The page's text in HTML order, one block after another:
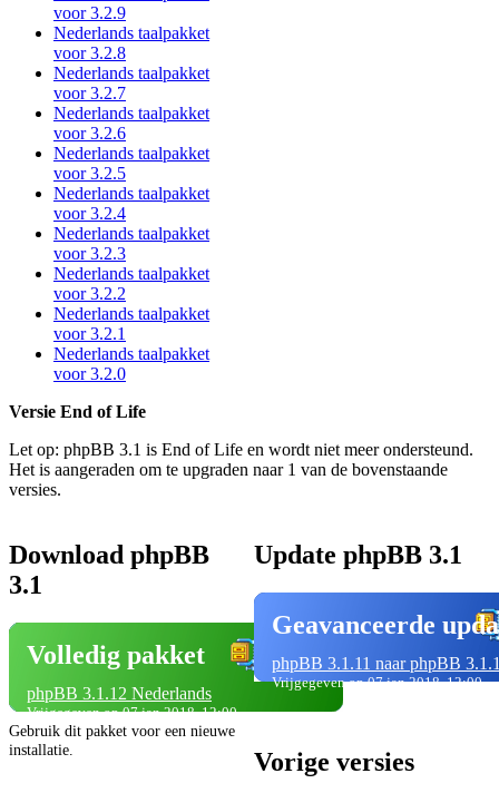
voor 3.2.9
Nederlands taalpakket
voor 3.2.8
Nederlands taalpakket
voor 3.2.7
Nederlands taalpakket
voor 3.2.6
Nederlands taalpakket
voor 3.2.5
Nederlands taalpakket
voor 3.2.4
Nederlands taalpakket
voor 3.2.3
Nederlands taalpakket
voor 3.2.2
Nederlands taalpakket
voor 3.2.1
Nederlands taalpakket
voor 3.2.0
Versie End of Life
Let op: phpBB 3.1 is End of Life en wordt niet meer ondersteund.
Het is aangeraden om te upgraden naar 1 van de bovenstaande
versies.
Download phpBB
3.1
Volledig pakket
phpBB 3.1.12 Nederlands
Vrijgegeven op 07 jan 2018, 12:00
Gebruik dit pakket voor een nieuwe
installatie.
Update phpBB 3.1
Geavanceerde
phpBB 3.1.11 naar phpBB
Vrijgegeven op 07 jan 2018, 12:00
Vorige versies